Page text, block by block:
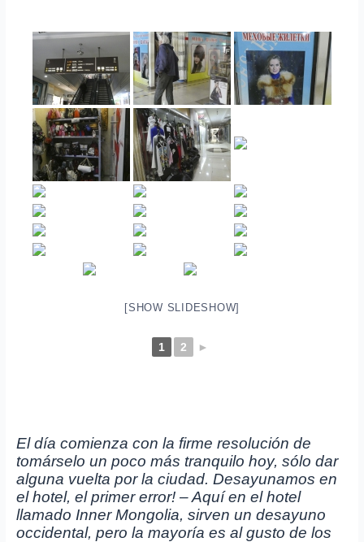
[SHOW SLIDESHOW]
1 2 ►
El día comienza con la firme resolución de
tomárselo un poco más tranquilo hoy, sólo dar
alguna vuelta por la ciudad. Desayunamos en
el hotel, el primer error! – Aquí en el hotel
llamado Inner Mongolia, sirven un desayuno
occidental, pero la mayoría es al gusto de los